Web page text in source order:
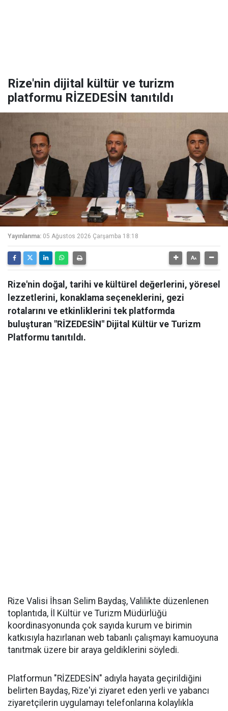
Rize'nin dijital kültür ve turizm
platformu RİZEDESİN tanıtıldı
Yayınlanma: 05 Ağustos 2026 Çarşamba 18:18
Rize'nin doğal, tarihi ve kültürel değerlerini, yöresel
lezzetlerini, konaklama seçeneklerini, gezi
rotalarını ve etkinliklerini tek platformda
buluşturan "RİZEDESİN" Dijital Kültür ve Turizm
Platformu tanıtıldı.
Rize Valisi İhsan Selim Baydaş, Valilikte düzenlenen
toplantıda, İl Kültür ve Turizm Müdürlüğü
koordinasyonunda çok sayıda kurum ve birimin
katkısıyla hazırlanan web tabanlı çalışmayı kamuoyuna
tanıtmak üzere bir araya geldiklerini söyledi.
Platformun "RİZEDESİN" adıyla hayata geçirildiğini
belirten Baydaş, Rize'yi ziyaret eden yerli ve yabancı
ziyaretçilerin uygulamayı telefonlarına kolaylıkla